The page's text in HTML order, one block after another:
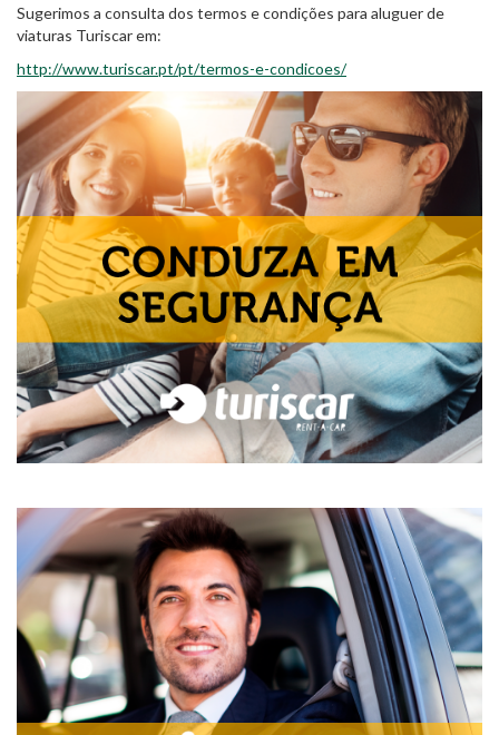
Sugerimos a consulta dos termos e condições para aluguer de
viaturas Turiscar em:
http://www.turiscar.pt/pt/termos-e-condicoes/